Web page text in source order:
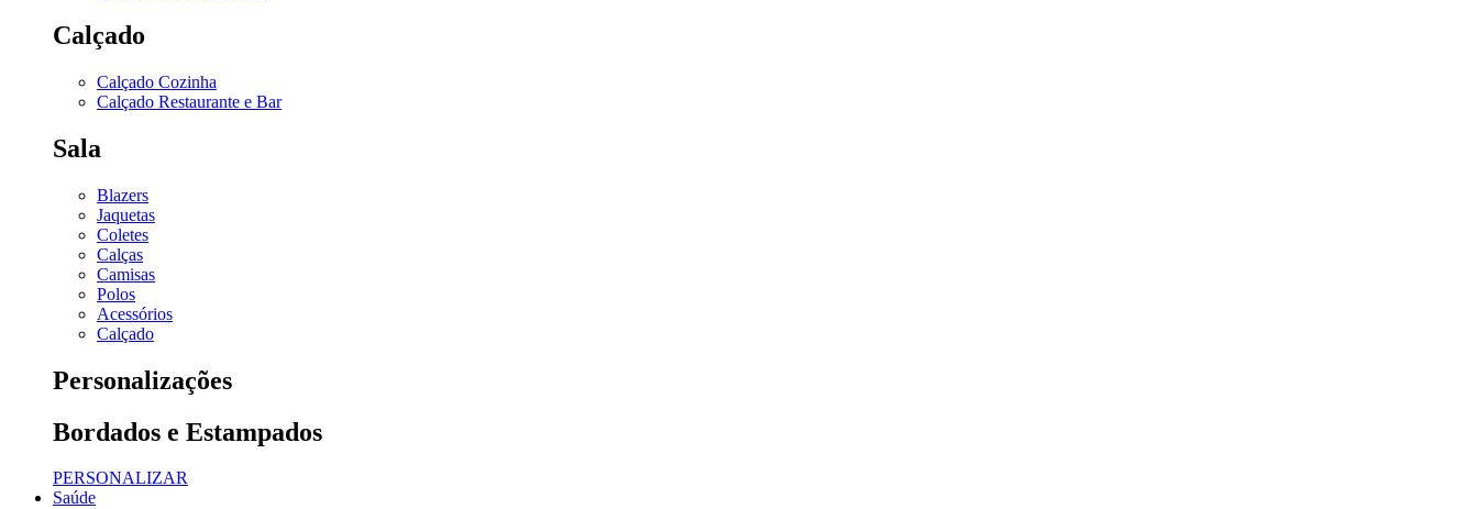
Calçado
Calçado Cozinha
Calçado Restaurante e Bar
Sala
Blazers
Jaquetas
Coletes
Calças
Camisas
Polos
Acessórios
Calçado
Personalizações
Bordados e Estampados
PERSONALIZAR
Saúde